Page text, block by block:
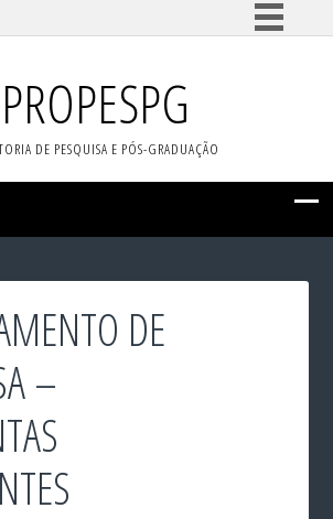
Comunica BR
Participe
Acesso à informação
PROPESPG
DE PESQUISA E PÓS-GRADUAÇÃO
DE
–